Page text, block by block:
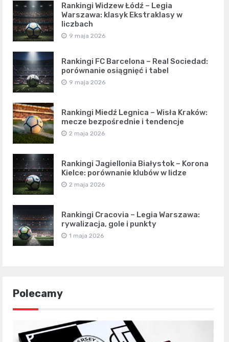
Rankingi Widzew Łódź – Legia
Warszawa: klasyk Ekstraklasy w
liczbach
9 maja 2026
Rankingi FC Barcelona – Real Sociedad:
porównanie osiągnięć i tabel
9 maja 2026
Rankingi Miedź Legnica – Wisła Kraków:
mecze bezpośrednie i tendencje
2 maja 2026
Rankingi Jagiellonia Białystok – Korona
Kielce: porównanie klubów w lidze
2 maja 2026
Rankingi Cracovia – Legia Warszawa:
rywalizacja, gole i punkty
1 maja 2026
Polecamy